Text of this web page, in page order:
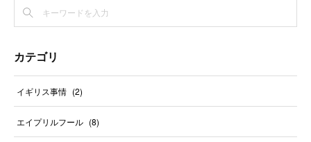
カテゴリ
イギリス事情 (2)
エイプリルフール (8)